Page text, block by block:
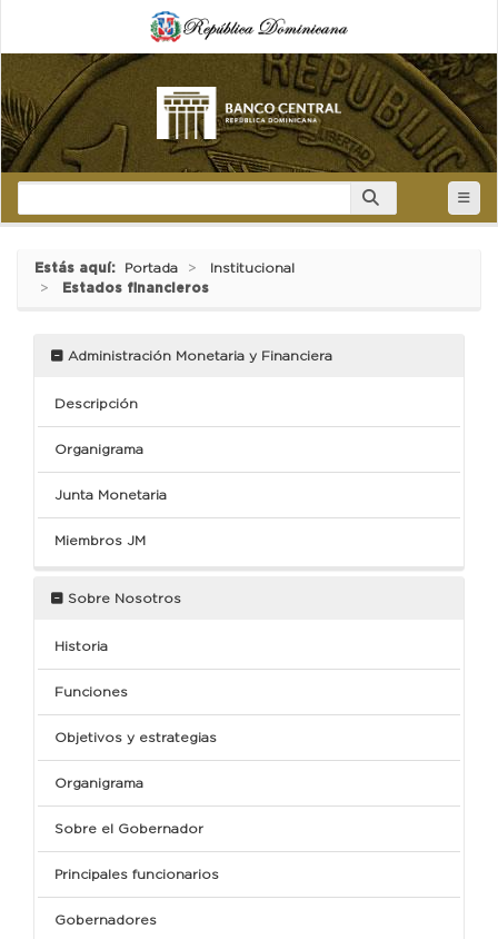
Estás aquí: Portada
Institucional
Estados financieros
Administración Monetaria y Financiera
Descripción
Organigrama
Junta Monetaria
Miembros JM
Sobre Nosotros
Historia
Funciones
Objetivos y estrategias
Organigrama
Sobre el Gobernador
Principales funcionarios
Gobernadores